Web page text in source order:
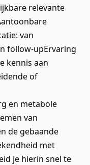
relevante
van
follow-upErvaring
kennis aan
of
en metabole
van
de gebaande
met
je hierin snel te